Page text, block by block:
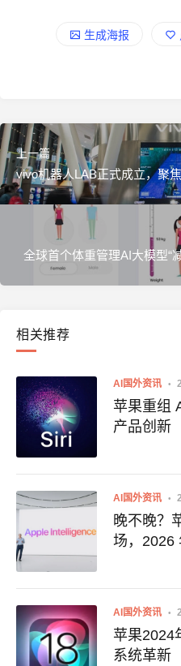
生成海报
上一篇
vivo机器人LAB正式成立，聚
全球首个体重管理AI大模型“
相关推荐
AI国外资讯
苹果重组
产品创新
AI国外资讯
晚不晚？
场，2026
AI国外资讯
苹果2024
系统革新